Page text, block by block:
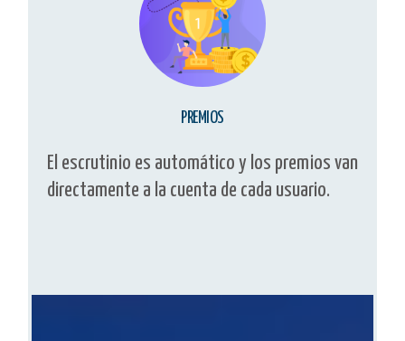
PREMIOS
El escrutinio es automático y los premios van
directamente a la cuenta de cada usuario.